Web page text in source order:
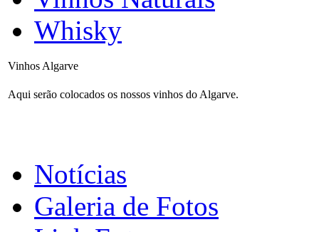
Whisky
Vinhos Algarve
Aqui serão colocados os nossos vinhos do Algarve.
Notícias
Galeria de Fotos